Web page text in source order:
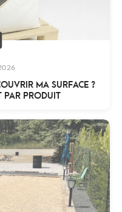
MA SURFACE ?
PAR PRODUIT